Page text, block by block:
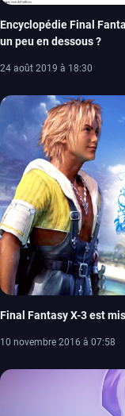
Encyclopédie Final
un peu en dessous ?
24 août 2019 à 18:30
Final Fantasy X-3 est
10 novembre 2016 à 07:58